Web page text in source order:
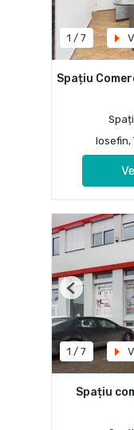
1 / 7
Spațiu
Iosefin,
1 / 7
Previous
Spațiu